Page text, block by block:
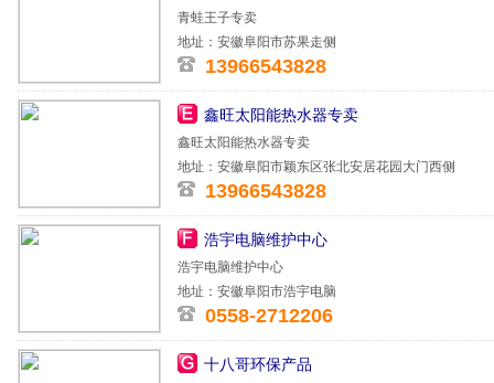
青蛙王子专卖
地址：安徽阜阳市苏果走侧
13966543828
鑫旺太阳能热水器专卖
鑫旺太阳能热水器专卖
地址：安徽阜阳市颖东区张北安居花园大门西侧
13966543828
浩宇电脑维护中心
浩宇电脑维护中心
地址：安徽阜阳市浩宇电脑
0558-2712206
十八哥环保产品